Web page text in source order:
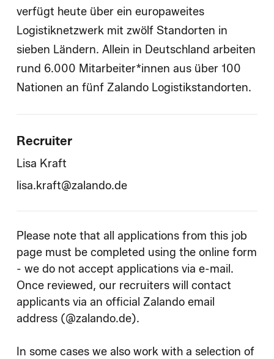
verfügt heute über ein europaweites
Logistiknetzwerk mit zwölf Standorten in
sieben Ländern. Allein in Deutschland arbeiten
rund 6.000 Mitarbeiter*innen aus über 100
Nationen an fünf Zalando Logistikstandorten.
Recruiter
Lisa Kraft
lisa.kraft@zalando.de
Please note that all applications from this job
page must be completed using the online form
- we do not accept applications via e-mail.
Once reviewed, our recruiters will contact
applicants via an official Zalando email
address (@zalando.de).
In some cases we also work with a selection of